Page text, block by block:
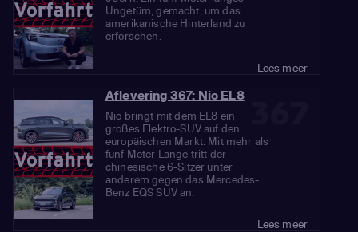
Ungetüm, gemacht, um das
amerikanische Hinterland zu
erforschen.
Lees meer
Aflevering 367: Nio EL8
Nio bringt mit dem EL8 ein
großes Elektro-SUV auf den
europäischen Markt. Mit mehr als
fünf Meter Länge tritt der
chinesische 6-Sitzer unter
anderem gegen das Mercedes-
Benz EQS SUV an.
Lees meer